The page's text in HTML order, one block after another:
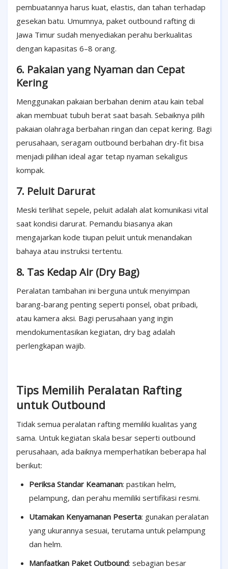
pembuatannya harus kuat, elastis, dan tahan terhadap
gesekan batu. Umumnya, paket outbound rafting di
Jawa Timur sudah menyediakan perahu berkualitas
dengan kapasitas 6–8 orang.
6. Pakaian yang Nyaman dan Cepat
Kering
Menggunakan pakaian berbahan denim atau kain tebal
akan membuat tubuh berat saat basah. Sebaiknya pilih
pakaian olahraga berbahan ringan dan cepat kering. Bagi
perusahaan, seragam outbound berbahan dry-fit bisa
menjadi pilihan ideal agar tetap nyaman sekaligus
kompak.
7. Peluit Darurat
Meski terlihat sepele, peluit adalah alat komunikasi vital
saat kondisi darurat. Pemandu biasanya akan
mengajarkan kode tiupan peluit untuk menandakan
bahaya atau instruksi tertentu.
8. Tas Kedap Air (Dry Bag)
Peralatan tambahan ini berguna untuk menyimpan
barang-barang penting seperti ponsel, obat pribadi,
atau kamera aksi. Bagi perusahaan yang ingin
mendokumentasikan kegiatan, dry bag adalah
perlengkapan wajib.
Tips Memilih Peralatan Rafting
untuk Outbound
Tidak semua peralatan rafting memiliki kualitas yang
sama. Untuk kegiatan skala besar seperti outbound
perusahaan, ada baiknya memperhatikan beberapa hal
berikut:
Periksa Standar Keamanan: pastikan helm,
pelampung, dan perahu memiliki sertifikasi resmi.
Utamakan Kenyamanan Peserta: gunakan peralatan
yang ukurannya sesuai, terutama untuk pelampung
dan helm.
Manfaatkan Paket Outbound: sebagian besar